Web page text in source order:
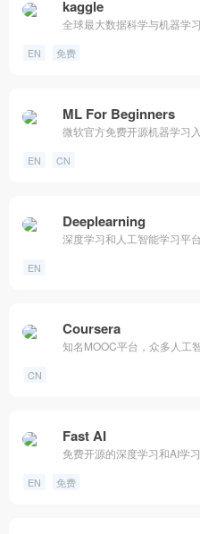
kaggle
全球最大数据科学与机器学
EN 免费
ML For Beginners
微软官方免费开源机器学习
EN CN
Deeplearning
深度学习和人工智能学习平台
EN
Coursera
知名MOOC平台，众多人工
CN
Fast AI
免费开源的深度学习和AI学
EN 免费